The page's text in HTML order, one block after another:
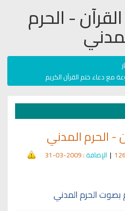
- الحرم
مع دعاء ختم القرآن الكريم
- الحرم المدني
| الإضافة: 2009-03-31
بصوت الحرم المدني